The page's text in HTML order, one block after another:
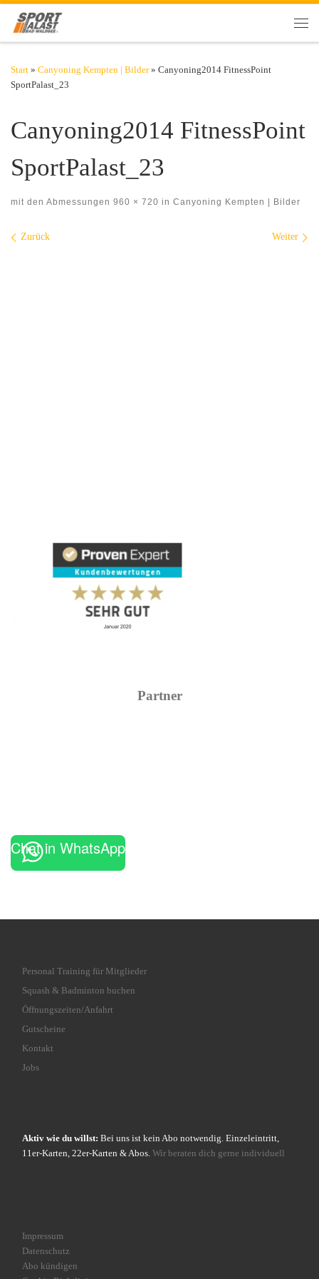
Zum Inhalt springen
Start » Canyoning Kempten | Bilder » Canyoning2014 FitnessPoint
SportPalast_23
Canyoning2014 FitnessPoint
SportPalast_23
mit den Abmessungen 960 × 720 in Canyoning Kempten | Bilder
Bilder Navigation
Zurück Weiter
Partner
Chat in WhatsApp
Personal Training für Mitglieder
Squash & Badminton buchen
Öffnungszeiten/Anfahrt
Gutscheine
Kontakt
Jobs
Aktiv wie du willst: Bei uns ist kein Abo notwendig. Einzeleintritt,
11er-Karten, 22er-Karten & Abos. Wir beraten dich gerne individuell
Impressum
Datenschutz
Abo kündigen